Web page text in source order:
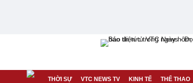
THỜI SỰ VTC NEWS TV KINH TẾ THỂ THAO